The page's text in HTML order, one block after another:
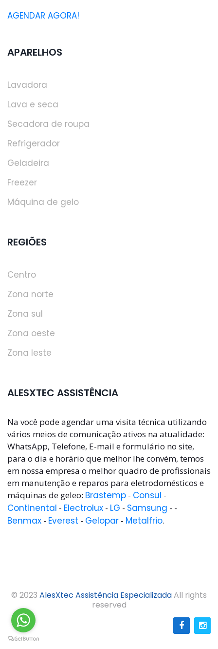
AGENDAR AGORA!
APARELHOS
Lavadora
Lava e seca
Secadora de roupa
Refrigerador
Geladeira
Freezer
Máquina de gelo
REGIÕES
Centro
Zona norte
Zona sul
Zona oeste
Zona leste
ALESXTEC ASSISTÊNCIA
Na você pode agendar uma visita técnica utilizando
vários meios de comunicação ativos na atualidade:
WhatsApp, Telefone, E-mail e formulário no site,
para o dia e horário que melhor lhe convém, temos
em nossa empresa o melhor quadro de profissionais
em manutenção e reparos para eletrodomésticos e
máquinas de geleo: Brastemp - Consul -
Continental - Electrolux - LG - Samsung - -
Benmax - Everest - Gelopar - Metalfrio.
© 2023 AlesXtec Assistência EspecializadaAll rights
reserved